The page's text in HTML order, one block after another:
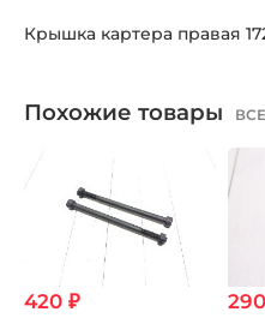
Крышка картера правая
Похожие товары
420 ₽